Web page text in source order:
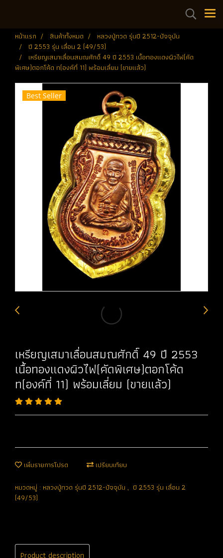
หน้าแรก สินค้าทั้งหมด
หลวงปู่ทวด รุ่นปี 2512-ปัจจุบัน
ปี 2553 รุ่น เลื่อน 2 (49/53)
เหรียญเสมาเลื่อนสมณศักดิ์ 49 ปี 2553 เนื้อทองแดงผิวไฟ(คัด
พิเศษ)ตอกโค้ด ท(องค์ที่ 11) พร้อมเลี่ยม (ขายแล้ว)
Best Seller
เหรียญเสมาเลื่อนสมณศักดิ์ 49 ปี 2553
เนื้อทองแดงผิวไฟ(คัดพิเศษ)ตอกโค้ด
ท(องค์ที่ 11) พร้อมเลี่ยม (ขายแล้ว)
เพิ่มรายการโปรด เปรียบเทียบ
หมวดหมู่ : หลวงปู่ทวด รุ่นปี 2512-ปัจจุบัน , ปี 2553 รุ่น เลื่อน 2
(49/53)
Product description